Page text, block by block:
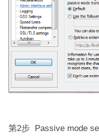
第2步 Passive mode